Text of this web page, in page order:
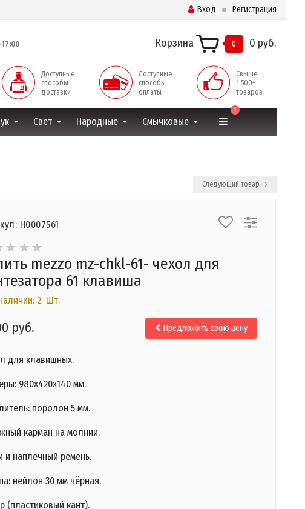
Вход Регистрация
Корзина 0 0 руб.
Доступные
способы
доставки
Доступные
способы
оплаты
Свыше
1 500+
товаров
Свет Народные Смычковые
3
Следующий товар
Н0007561
mezzo mz-chkl-61- чехол для
61 клавиша
2 Шт.
руб. Предложить свою цену
для клавишных.
980х420х140 мм.
поролон 5 мм.
карман на молнии.
и наплечный ремень.
нейлон 30 мм чёрная.
(пластиковый кант).